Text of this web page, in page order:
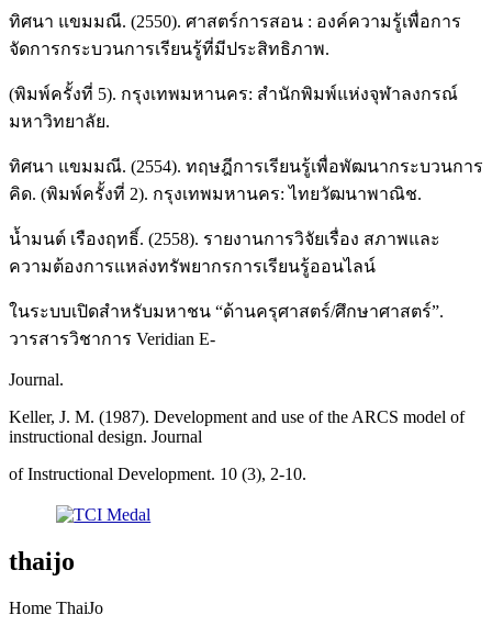
ทิศนา แขมมณี. (2550). ศาสตร์การสอน : องค์ความรู้เพื่อการ
จัดการกระบวนการเรียนรู้ที่มีประสิทธิภาพ.
(พิมพ์ครั้งที่ 5). กรุงเทพมหานคร: สำนักพิมพ์แห่งจุฬาลงกรณ์
มหาวิทยาลัย.
ทิศนา แขมมณี. (2554). ทฤษฎีการเรียนรู้เพื่อพัฒนากระบวนการ
คิด. (พิมพ์ครั้งที่ 2). กรุงเทพมหานคร: ไทยวัฒนาพาณิช.
น้ำมนต์ เรืองฤทธิ์. (2558). รายงานการวิจัยเรื่อง สภาพและ
ความต้องการแหล่งทรัพยากรการเรียนรู้ออนไลน์
ในระบบเปิดสำหรับมหาชน “ด้านครุศาสตร์/ศึกษาศาสตร์”.
วารสารวิชาการ Veridian E-
Journal.
Keller, J. M. (1987). Development and use of the ARCS model of
instructional design. Journal
of Instructional Development. 10 (3), 2-10.
thaijo
Home ThaiJo